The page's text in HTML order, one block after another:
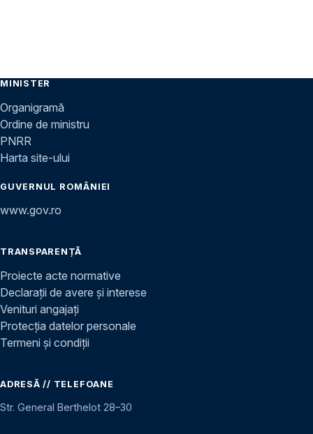
MINISTER
Organigramă
Ordine de ministru
PNRR
Harta site-ului
GUVERNUL ROMÂNIEI
www.gov.ro
TRANSPARENȚĂ
Proiecte acte normative
Declarații de avere și interese
Venituri angajați
Protecția datelor personale
Termeni și condiții
ADRESĂ // TELEFOANE
Str. General Berthelot 28–30